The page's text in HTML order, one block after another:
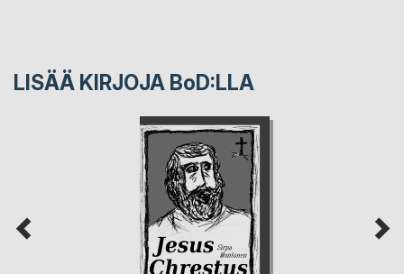
LISÄÄ KIRJOJA BoD:LLA